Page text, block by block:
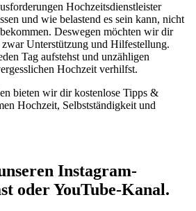
Hochzeitsdienstleister
und wie belastend es sein kann, nicht
Deswegen möchten wir dir
Unterstützung und Hilfestellung.
Tag aufstehst und unzähligen
Hochzeit verhilfst.
bieten wir dir kostenlose Tipps &
Hochzeit, Selbstständigkeit und
Instagram-
oder YouTube-Kanal.